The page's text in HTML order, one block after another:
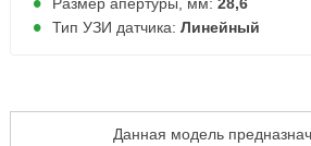
Тип УЗИ датчика: Линейный
Данная модель